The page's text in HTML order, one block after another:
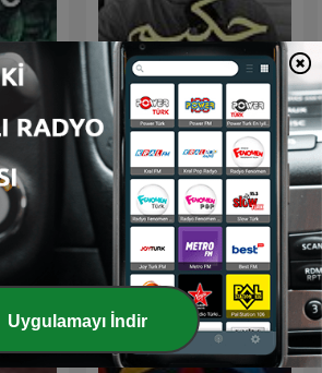
بودكاست حكيم
Uygulamayı İndir